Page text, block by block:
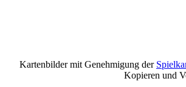
Kartenbilder mit Genehmigung der
Kopieren und